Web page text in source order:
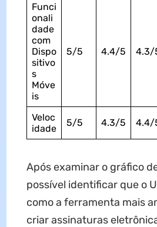
Funci
onali
dade
com
Dispo
sitivo
s
Móve
is
5/5 4.4/5 4.3/
Veloc
idade
5/5 4.3/5 4.4/
Após examinar o gráfico
possível identificar que o
como a ferramenta mais
criar assinaturas